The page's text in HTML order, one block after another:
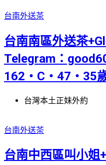
台南外送茶
台南南區外送茶
Telegram：
162・C・47・35
台灣本土正妹外約
台南外送茶
台南中西區叫小姐